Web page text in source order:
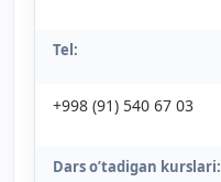
Tel:
+998 (91) 540 67 03
Dars o’tadigan kurslari: